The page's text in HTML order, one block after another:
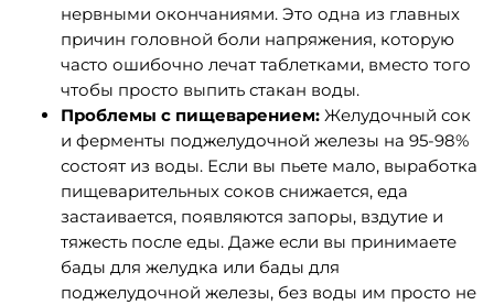
нервными окончаниями. Это одна из главных
причин головной боли напряжения, которую
часто ошибочно лечат таблетками, вместо того
чтобы просто выпить стакан воды.
Проблемы с пищеварением: Желудочный сок
и ферменты поджелудочной железы на 95-98%
состоят из воды. Если вы пьете мало, выработка
пищеварительных соков снижается, еда
застаивается, появляются запоры, вздутие и
тяжесть после еды. Даже если вы принимаете
бады для желудка или бады для
поджелудочной железы, без воды им просто не